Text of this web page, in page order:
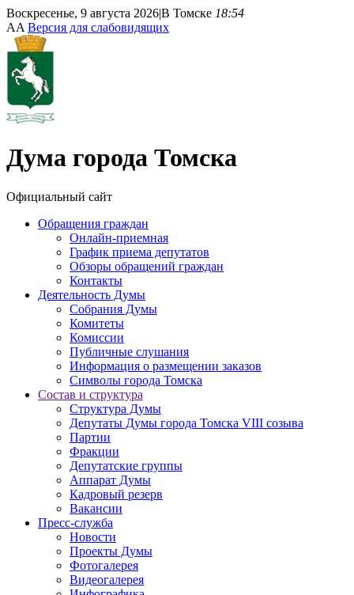
Воскресенье, 9 августа 2026|В Томске 18:54
AA Версия для слабовидящих
Дума города Томска
Официальный сайт
Обращения граждан
Онлайн-приемная
График приема депутатов
Обзоры обращений граждан
Контакты
Деятельность Думы
Собрания Думы
Комитеты
Комиссии
Публичные слушания
Информация о размещении заказов
Символы города Томска
Состав и структура
Структура Думы
Депутаты Думы города Томска VIII созыва
Партии
Фракции
Депутатские группы
Аппарат Думы
Кадровый резерв
Вакансии
Пресс-служба
Новости
Проекты Думы
Фотогалерея
Видеогалерея